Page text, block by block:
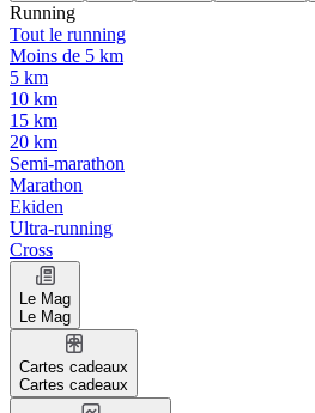
Running
Tout le running
Moins de 5 km
5 km
10 km
15 km
20 km
Semi-marathon
Marathon
Ekiden
Ultra-running
Cross
Le Mag
Le Mag
Cartes cadeaux
Cartes cadeaux